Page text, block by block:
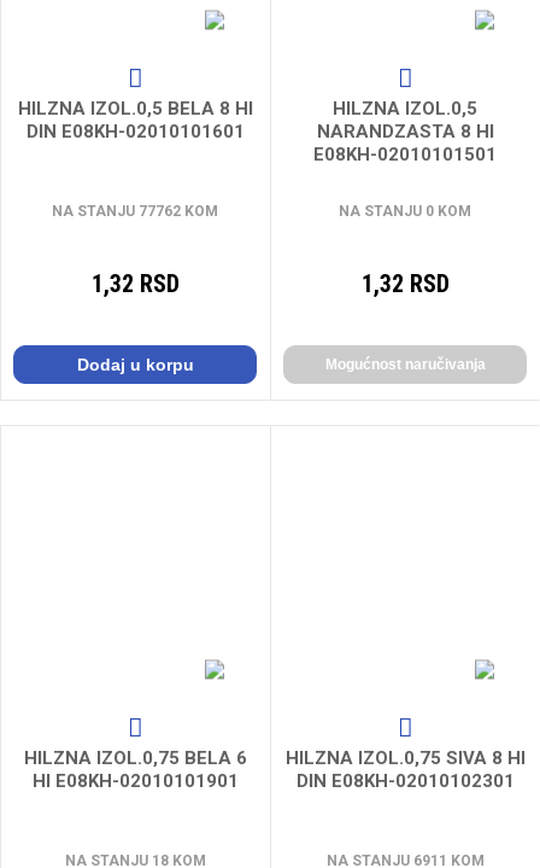
HILZNA IZOL.0,5 BELA 8 HI
DIN E08KH-02010101601
NA STANJU 77762 KOM
1,32 RSD
Dodaj u korpu
HILZNA IZOL.0,5
NARANDZASTA 8 HI
E08KH-02010101501
NA STANJU 0 KOM
1,32 RSD
Mogućnost naručivanja
HILZNA IZOL.0,75 BELA 6
HI E08KH-02010101901
NA STANJU 18 KOM
HILZNA IZOL.0,75 SIVA 8 HI
DIN E08KH-02010102301
NA STANJU 6911 KOM